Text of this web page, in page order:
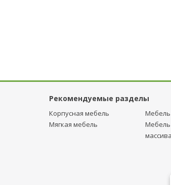
Рекомендуемые разделы
Корпусная мебель
Мягкая мебель
Мебель
Мебель
массива